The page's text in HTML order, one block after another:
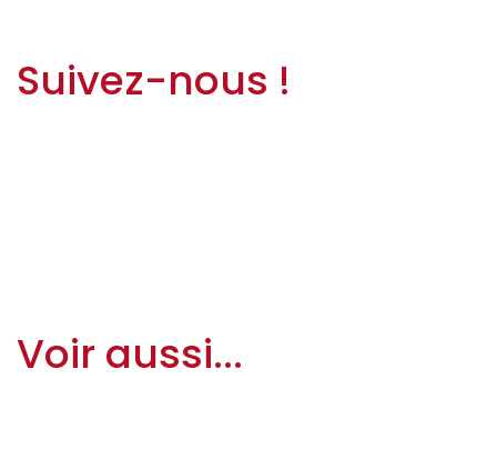
Suivez-nous !
Voir aussi...